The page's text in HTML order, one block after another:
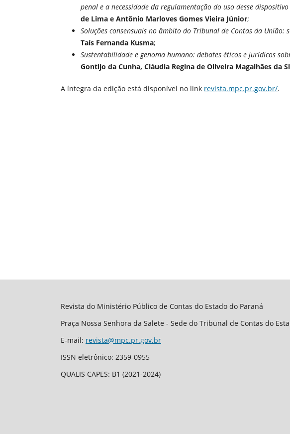
penal e a necessidade da regulamentação do uso desse
de Lima e Antônio Marloves Gomes Vieira Júnior;
Soluções consensuais no âmbito do Tribunal de Contas da
Taís Fernanda Kusma;
Sustentabilidade e genoma humano: debates éticos e jurídicos
Gontijo da Cunha, Cláudia Regina de Oliveira Magalhães da
A íntegra da edição está disponível no link revista.mpc.pr.gov.br/.
Revista do Ministério Público de Contas do Estado do Paraná
Praça Nossa Senhora da Salete - Sede do Tribunal de Contas do
E-mail: revista@mpc.pr.gov.br
ISSN eletrônico: 2359-0955
QUALIS CAPES: B1 (2021-2024)